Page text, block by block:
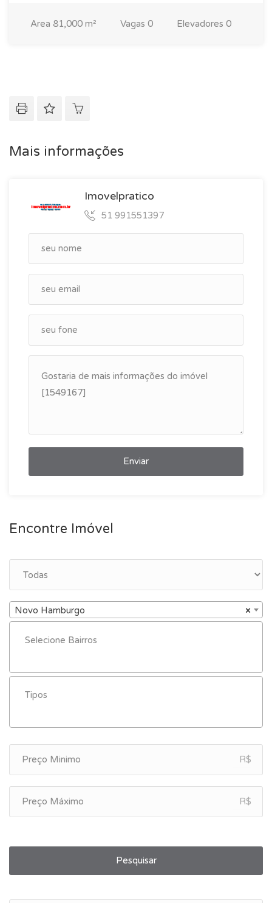
Area 81,000 m² Vagas 0 Elevadores 0
Mais informações
Imovelpratico
51 991551397
Enviar
Encontre Imóvel
×
Novo Hamburgo
R$
R$
Pesquisar